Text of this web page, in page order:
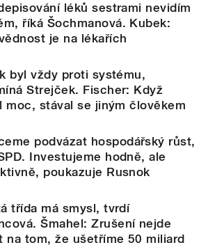
léků sestrami nevidím
říká Šochmanová. Kubek:
je na lékařích
byl vždy proti systému,
Strejček. Fischer: Když
moc, stával se jiným člověkem
podvázat hospodářský růst,
Investujeme hodně, ale
poukazuje Rusnok
třída má smysl, tvrdí
Šmahel: Zrušení nejde
na tom, že ušetříme 50 miliard